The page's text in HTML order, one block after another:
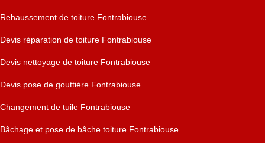
Rehaussement de toiture Fontrabiouse
Devis réparation de toiture Fontrabiouse
Devis nettoyage de toiture Fontrabiouse
Devis pose de gouttière Fontrabiouse
Changement de tuile Fontrabiouse
Bâchage et pose de bâche toiture Fontrabiouse